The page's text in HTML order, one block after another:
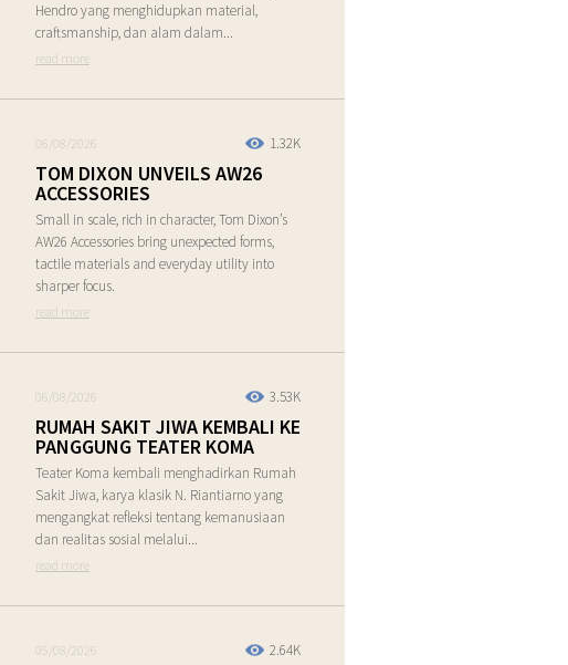
Hendro yang menghidupkan material,
craftsmanship, dan alam dalam...
read more
1.32K
06/08/2026
TOM DIXON UNVEILS AW26
ACCESSORIES
Small in scale, rich in character, Tom Dixon’s
AW26 Accessories bring unexpected forms,
tactile materials and everyday utility into
sharper focus.
read more
3.53K
06/08/2026
RUMAH SAKIT JIWA KEMBALI KE
PANGGUNG TEATER KOMA
Teater Koma kembali menghadirkan Rumah
Sakit Jiwa, karya klasik N. Riantiarno yang
mengangkat refleksi tentang kemanusiaan
dan realitas sosial melalui...
read more
2.64K
05/08/2026